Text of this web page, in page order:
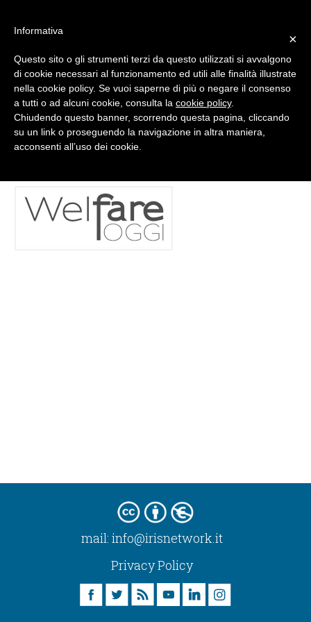
#WIS22
Home
Forum 2023
Chi siamo
WelfareOggi
mail: info@irisnetwork.it
Privacy Policy
×
Informativa
Questo sito o gli strumenti terzi da questo utilizzati si avvalgono
di cookie necessari al funzionamento ed utili alle finalità illustrate
nella cookie policy. Se vuoi saperne di più o negare il consenso
a tutti o ad alcuni cookie, consulta la cookie policy.
Chiudendo questo banner, scorrendo questa pagina, cliccando
su un link o proseguendo la navigazione in altra maniera,
acconsenti all’uso dei cookie.